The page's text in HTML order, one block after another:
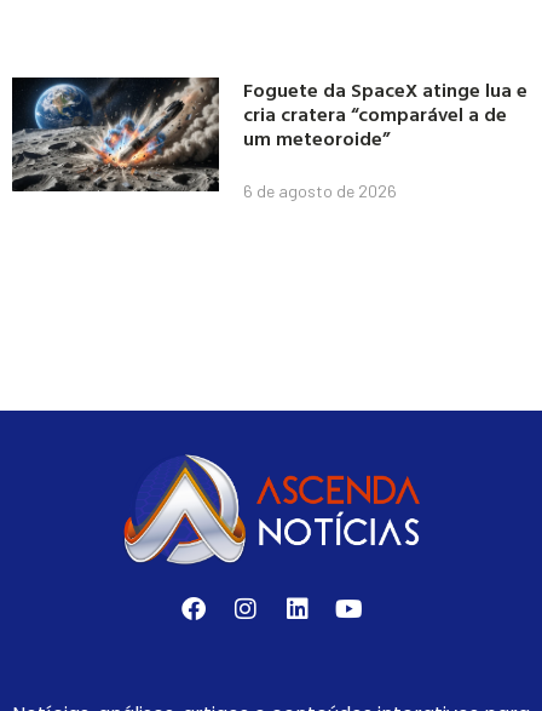
Foguete da SpaceX atinge lua e
cria cratera “comparável a de
um meteoroide”
6 de agosto de 2026